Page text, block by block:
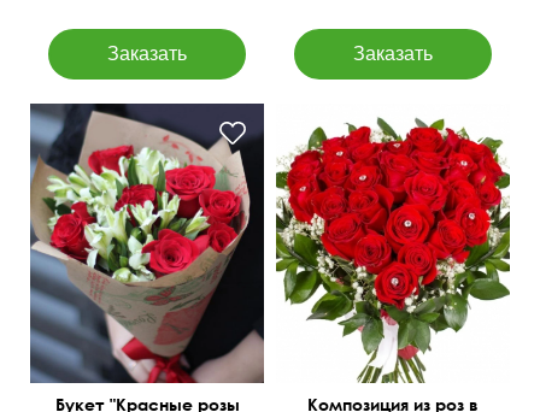
в крафтовой бумаге
Букет "Красные розы
50 см 40 см
Композиция из роз в